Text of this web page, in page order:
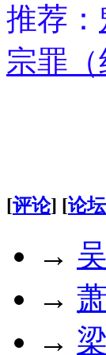
推荐：
宗罪（
[评论] [论坛
→
→
→